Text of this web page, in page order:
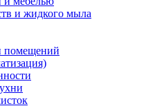
и жидкого мыла
помещений